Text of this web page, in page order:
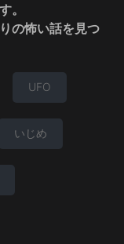
。
の怖い話を見つ
UFO
いじめ